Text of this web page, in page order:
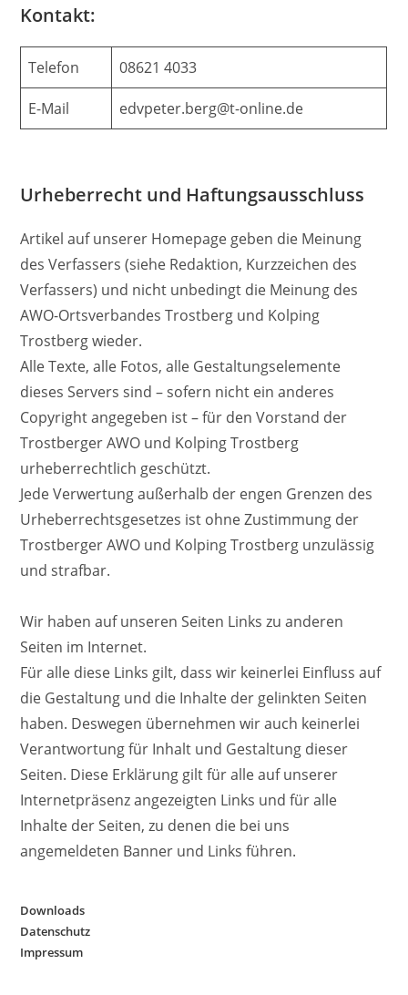
Kontakt:
Telefon 08621 4033
E-Mail edvpeter.berg@t-online.de
Urheberrecht und Haftungsausschluss
Artikel auf unserer Homepage geben die Meinung
des Verfassers (siehe Redaktion, Kurzzeichen des
Verfassers) und nicht unbedingt die Meinung des
AWO-Ortsverbandes Trostberg und Kolping
Trostberg wieder.
Alle Texte, alle Fotos, alle Gestaltungselemente
dieses Servers sind – sofern nicht ein anderes
Copyright angegeben ist – für den Vorstand der
Trostberger AWO und Kolping Trostberg
urheberrechtlich geschützt.
Jede Verwertung außerhalb der engen Grenzen des
Urheberrechtsgesetzes ist ohne Zustimmung der
Trostberger AWO und Kolping Trostberg unzulässig
und strafbar.
Wir haben auf unseren Seiten Links zu anderen
Seiten im Internet.
Für alle diese Links gilt, dass wir keinerlei Einfluss auf
die Gestaltung und die Inhalte der gelinkten Seiten
haben. Deswegen übernehmen wir auch keinerlei
Verantwortung für Inhalt und Gestaltung dieser
Seiten. Diese Erklärung gilt für alle auf unserer
Internetpräsenz angezeigten Links und für alle
Inhalte der Seiten, zu denen die bei uns
angemeldeten Banner und Links führen.
Downloads
Datenschutz
Impressum